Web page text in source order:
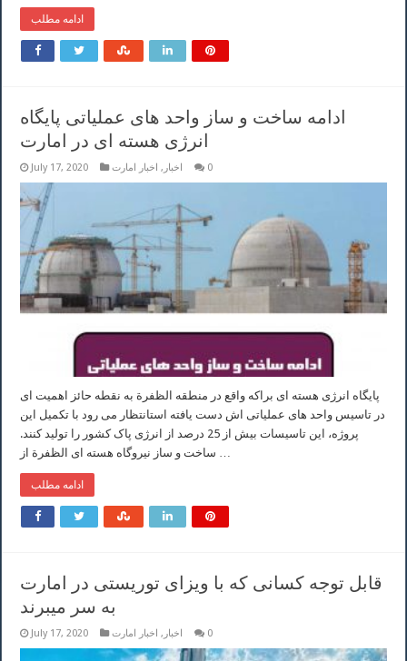
ادامه مطلب
ادامه ساخت و ساز واحد های عملیاتی پایگاه
انرژی هسته ای در امارت
July 17, 2020 اخبار , اخبار امارت 0
پایگاه انرژی هسته ای براکه واقع در منطقه الظفرة به نقطه حائز اهمیت ای
در تاسیس واحد های عملیاتی اش دست یافته استانتظار می رود با تکمیل این
پروژه، این تاسیسات بیش از 25 درصد از انرژی پاک کشور را تولید کنند.
ساخت و ساز نیروگاه هسته ای الظفرة از …
ادامه مطلب
قابل توجه کسانی که با ویزای توریستی در امارت
به سر میبرند
July 17, 2020 اخبار , اخبار امارت 0